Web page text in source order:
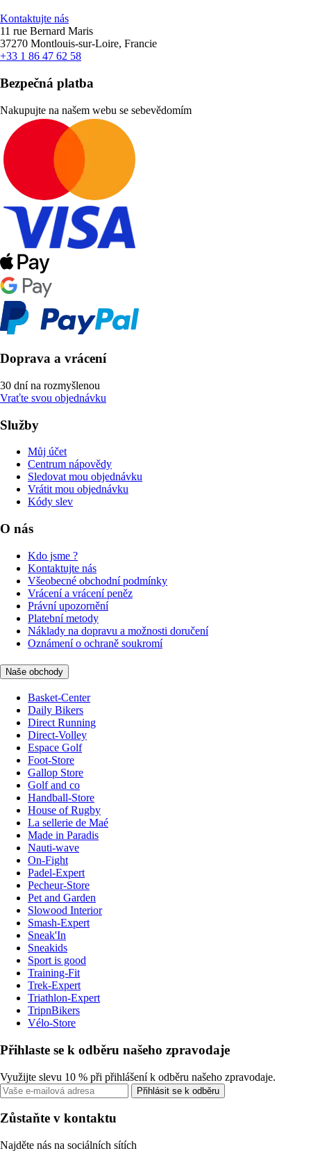
Kontaktujte nás
11 rue Bernard Maris
37270 Montlouis-sur-Loire, Francie
+33 1 86 47 62 58
Bezpečná platba
Nakupujte na našem webu se sebevědomím
Doprava a vrácení
30 dní na rozmyšlenou
Vraťte svou objednávku
Služby
Můj účet
Centrum nápovědy
Sledovat mou objednávku
Vrátit mou objednávku
Kódy slev
O nás
Kdo jsme ?
Kontaktujte nás
Všeobecné obchodní podmínky
Vrácení a vrácení peněz
Právní upozornění
Platební metody
Náklady na dopravu a možnosti doručení
Oznámení o ochraně soukromí
Naše obchody
Basket-Center
Daily Bikers
Direct Running
Direct-Volley
Espace Golf
Foot-Store
Gallop Store
Golf and co
Handball-Store
House of Rugby
La sellerie de Maé
Made in Paradis
Nauti-wave
On-Fight
Padel-Expert
Pecheur-Store
Pet and Garden
Slowood Interior
Smash-Expert
Sneak'In
Sneakids
Sport is good
Training-Fit
Trek-Expert
Triathlon-Expert
TripnBikers
Vélo-Store
Přihlaste se k odběru našeho zpravodaje
Využijte slevu 10 % při přihlášení k odběru našeho zpravodaje.
Přihlásit se k odběru
Zůstaňte v kontaktu
Najděte nás na sociálních sítích